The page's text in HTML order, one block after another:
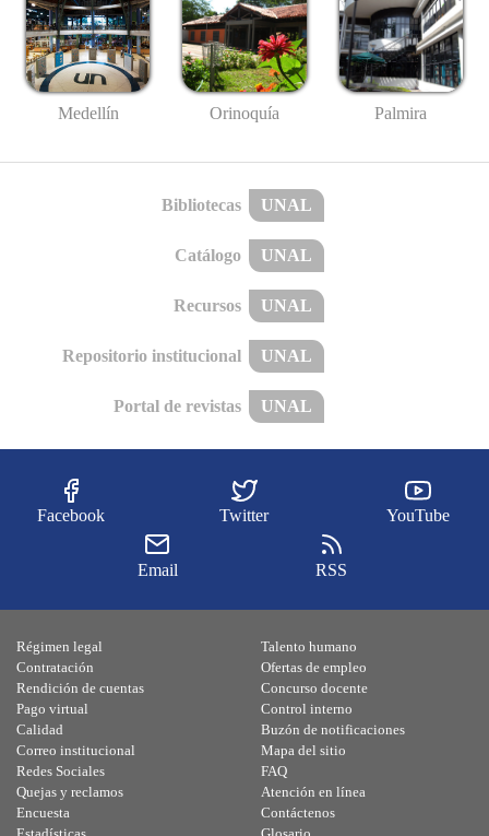
Medellín Orinoquía Palmira
Bibliotecas UNAL
Catálogo UNAL
Recursos UNAL
Repositorio institucional UNAL
Portal de revistas UNAL
Facebook Twitter YouTube
Email RSS
Régimen legal
Contratación
Rendición de cuentas
Pago virtual
Calidad
Talento humano
Ofertas de empleo
Concurso docente
Control interno
Buzón de notificaciones
Correo institucional
Redes Sociales
Quejas y reclamos
Encuesta
Mapa del sitio
FAQ
Atención en línea
Contáctenos